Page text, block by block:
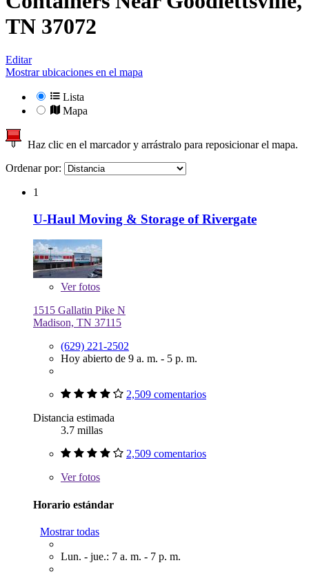
TN 37072
Editar
Mostrar ubicaciones en el mapa
Lista
Mapa
Haz clic en el marcador y arrástralo para reposicionar el mapa.
Ordenar por:
1
U-Haul Moving & Storage of Rivergate
Verfotos
1515 Gallatin Pike N
Madison, TN 37115
(629) 221-2502
Hoy abierto de 9 a. m. - 5 p. m.
2,509 comentarios
Distancia estimada
3.7 millas
2,509 comentarios
Verfotos
Horario estándar
Mostrar todas
Lun. - jue.: 7 a. m. - 7 p. m.